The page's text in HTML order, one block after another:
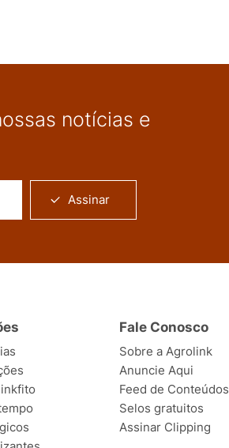
notícias e
Assinar
Fale Conosco
Sobre a Agrolink
Anuncie Aqui
Feed de Conteúdos
Selos gratuitos
Assinar Clipping